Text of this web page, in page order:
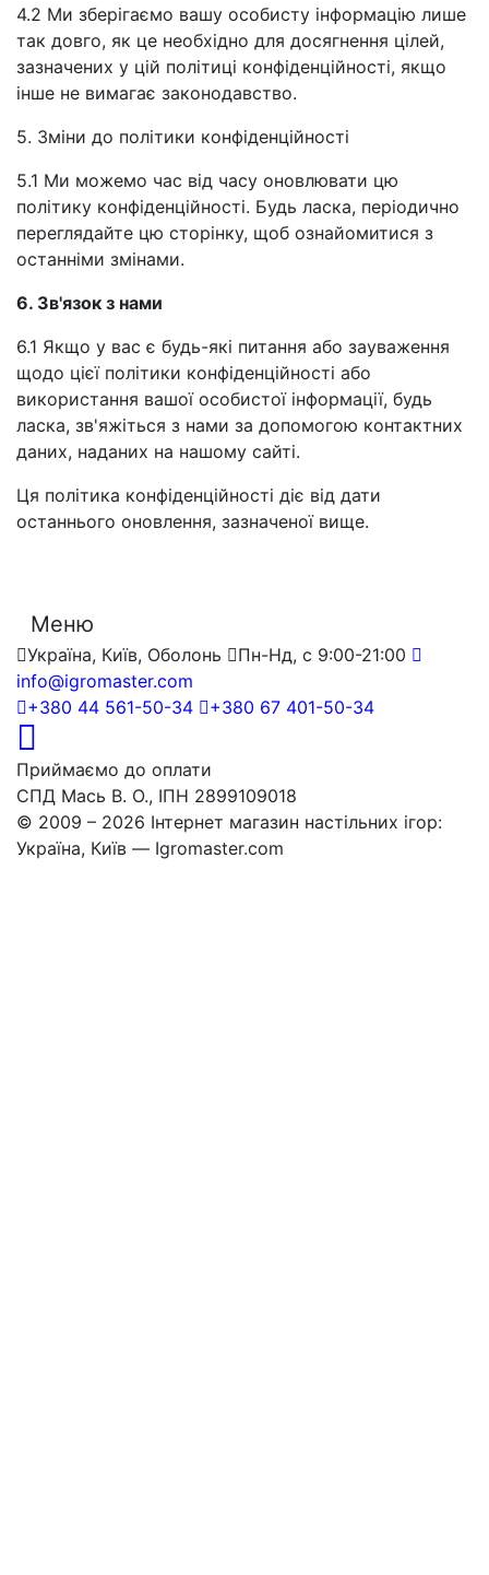
4.2 Ми зберігаємо вашу особисту інформацію лише
так довго, як це необхідно для досягнення цілей,
зазначених у цій політиці конфіденційності, якщо
інше не вимагає законодавство.
5. Зміни до політики конфіденційності
5.1 Ми можемо час від часу оновлювати цю
політику конфіденційності. Будь ласка, періодично
переглядайте цю сторінку, щоб ознайомитися з
останніми змінами.
6. Зв'язок з нами
6.1 Якщо у вас є будь-які питання або зауваження
щодо цієї політики конфіденційності або
використання вашої особистої інформації, будь
ласка, зв'яжіться з нами за допомогою контактних
даних, наданих на нашому сайті.
Ця політика конфіденційності діє від дати
останнього оновлення, зазначеної вище.
Меню
Україна, Київ, Оболонь
Пн-Нд, с 9:00-21:00
info@igromaster.com
+380 44 561-50-34
+380 67 401-50-34
Приймаємо до оплати
СПД Мась В. О., ІПН 2899109018
© 2009 – 2026 Інтернет магазин настільних ігор:
Україна, Київ — Igromaster.com